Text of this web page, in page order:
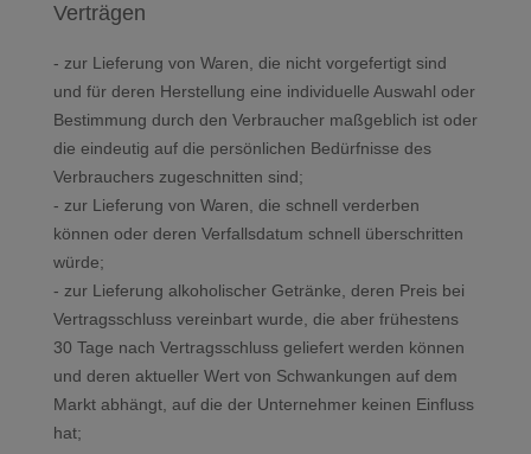
Verträgen
- zur Lieferung von Waren, die nicht vorgefertigt sind
und für deren Herstellung eine individuelle Auswahl oder
Bestimmung durch den Verbraucher maßgeblich ist oder
die eindeutig auf die persönlichen Bedürfnisse des
Verbrauchers zugeschnitten sind;
- zur Lieferung von Waren, die schnell verderben
können oder deren Verfallsdatum schnell überschritten
würde;
- zur Lieferung alkoholischer Getränke, deren Preis bei
Vertragsschluss vereinbart wurde, die aber frühestens
30 Tage nach Vertragsschluss geliefert werden können
und deren aktueller Wert von Schwankungen auf dem
Markt abhängt, auf die der Unternehmer keinen Einfluss
hat;